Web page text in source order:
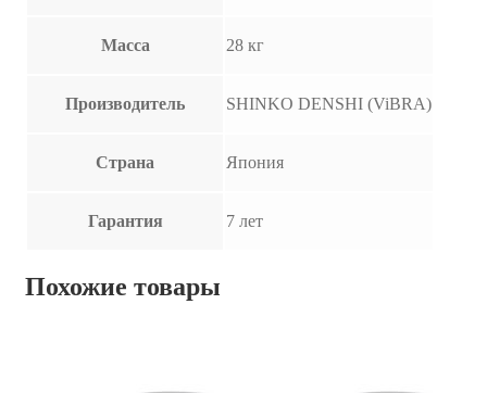
Масса 28 кг
Производитель SHINKO DENSHI (ViBRA)
Страна Япония
Гарантия 7 лет
Похожие товары